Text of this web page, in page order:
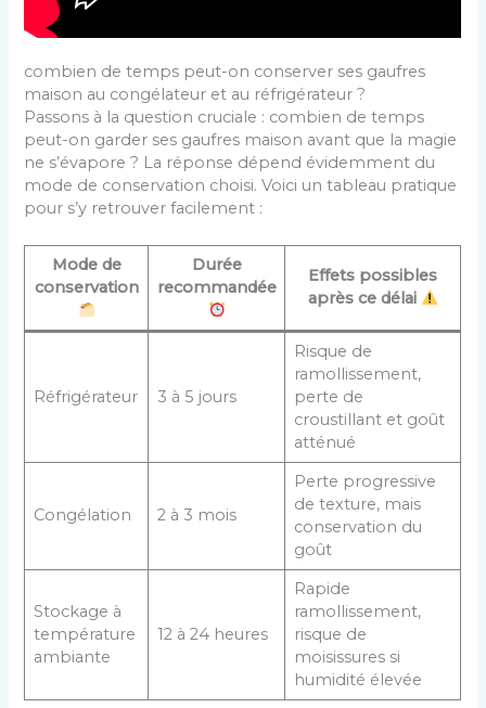
combien de temps peut-on conserver ses gaufres
maison au congélateur et au réfrigérateur ?
Passons à la question cruciale : combien de temps
peut-on garder ses gaufres maison avant que la magie
ne s’évapore ? La réponse dépend évidemment du
mode de conservation choisi. Voici un tableau pratique
pour s’y retrouver facilement :
Mode de
conservation
Durée
recommandée
Effets possibles
après ce délai
Réfrigérateur 3 à 5 jours
Risque de
ramollissement,
perte de
croustillant et goût
atténué
Congélation 2 à 3 mois
Perte progressive
de texture, mais
conservation du
goût
Stockage à
température
ambiante
12 à 24 heures
Rapide
ramollissement,
risque de
moisissures si
humidité élevée